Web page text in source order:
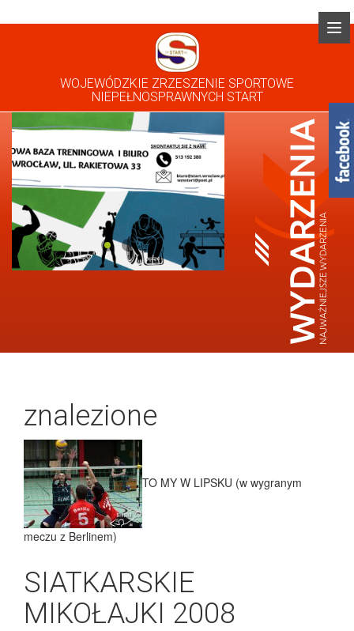
WOJEWÓDZKIE ZRZESZENIE SPORTOWE
NIEPEŁNOSPRAWNYCH START
znalezione
TO MY W LIPSKU (w wygranym
meczu z Berlinem)
SIATKARSKIE
MIKOŁAJKI 2008